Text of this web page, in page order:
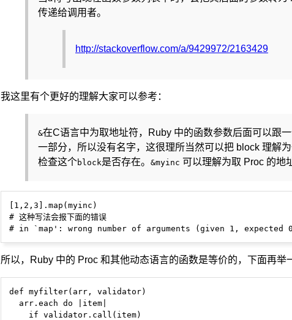
传递给调用者。
http://stackoverflow.com/a/9429972/2163429
我这里有个更好的理解大家可以参考：
&在C语言中为取地址符，Ruby 中的函数参数后面可以跟
一部分，所以没有名字，这很理所当然可以把 block 理解为
检查这个block是否存在。 &myinc 可以理解为取 Proc 的地
[1,2,3].map(myinc)
# 这种写法会报下面的错误
所以，Ruby 中的 Proc 和其他动态语言的函数是等价的，下面再举
def myfilter(arr, validator)
  arr.each do |item|
    if validator.call(item)